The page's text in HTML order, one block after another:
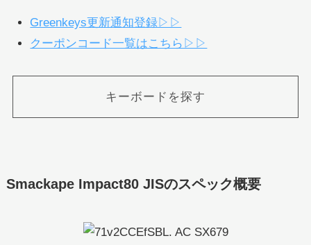
Greenkeys更新通知登録▷▷
クーポンコード一覧はこちら▷▷
キーボードを探す
Smackape Impact80 JISのスペック概要